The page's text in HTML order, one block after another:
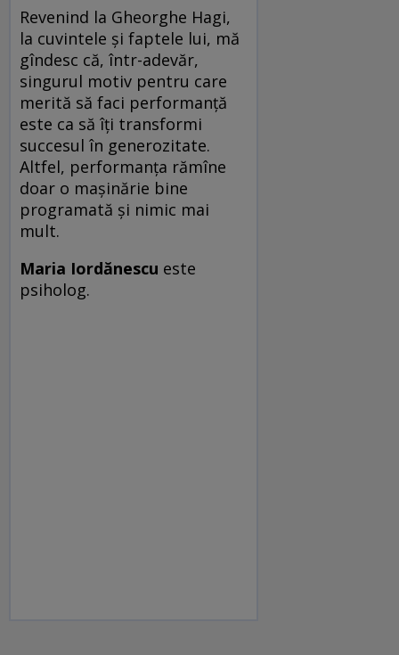
Revenind la Gheorghe Hagi,
la cuvintele și faptele lui, mă
gîndesc că, într-adevăr,
singurul motiv pentru care
merită să faci performanță
este ca să îți transformi
succesul în generozitate.
Altfel, performanța rămîne
doar o mașinărie bine
programată și nimic mai
mult.
Maria Iordănescu este
psiholog.